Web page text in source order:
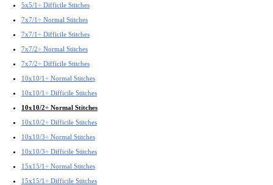
5x5/1÷ Difficile Stitches
7x7/1÷ Normal Stitches
7x7/1÷ Difficile Stitches
7x7/2÷ Normal Stitches
7x7/2÷ Difficile Stitches
10x10/1÷ Normal Stitches
10x10/1÷ Difficile Stitches
10x10/2÷ Normal Stitches
10x10/2÷ Difficile Stitches
10x10/3÷ Normal Stitches
10x10/3÷ Difficile Stitches
15x15/1÷ Normal Stitches
15x15/1÷ Difficile Stitches